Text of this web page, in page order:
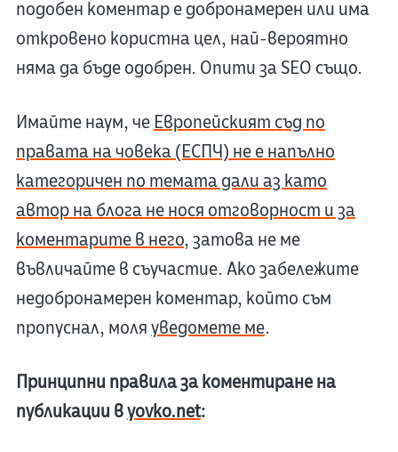
подобен коментар е добронамерен или има
откровено користна цел, най-вероятно
няма да бъде одобрен. Опити за SEO също.
Имайте наум, че Европейският съд по
правата на човека (ЕСПЧ) не е напълно
категоричен по темата дали аз като
автор на блога не нося отговорност и за
коментарите в него, затова не ме
въвличайте в съучастие. Ако забележите
недобронамерен коментар, който съм
пропуснал, моляуведомете ме.
Принципни правила за коментиране на
публикации вyovko.net: